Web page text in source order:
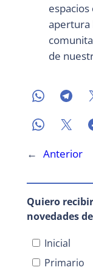
espacios
apertura
de
← Anterior
Quiero
novedades
Inicial
Primario